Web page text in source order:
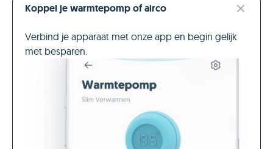
Koppel je warmtepomp of airco
Verbind je apparaat met onze app en begin gelijk
met besparen.